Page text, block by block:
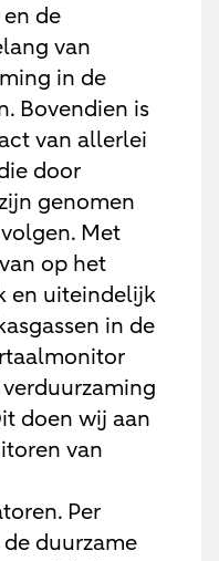
de
van
in de
Bovendien is
van allerlei
door
genomen
Met
op het
en uiteindelijk
in de
doen wij aan
van
Per
duurzame